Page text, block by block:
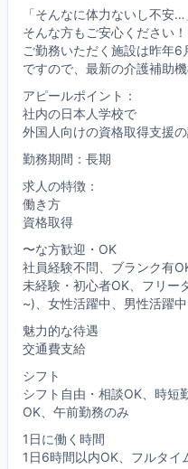
「そんなに体力ないし不安…
そんな方もご安心ください！
ご勤務いただく施設は昨年6
ですので、最新の介護補助
アピールポイント：
社内の日本人学校で
外国人向けの資格取得支援の
勤務期間：長期
求人の特徴：
働き方
資格取得
〜な方歓迎・OK
社員経験不問、ブランク有
未経験・初心者OK、フリー
~)、女性活躍中、男性活躍中
魅力的な待遇
交通費支給
シフト
シフト自由・相談OK、時短
OK、午前勤務のみ
1日に働く時間
1日6時間以内OK、フルタイ